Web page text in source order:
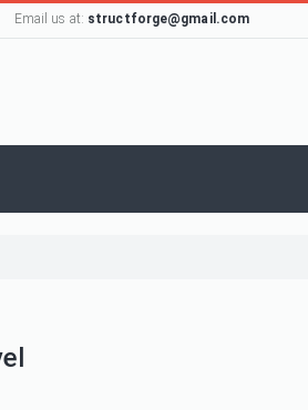
Email us at: structforge@gmail.com